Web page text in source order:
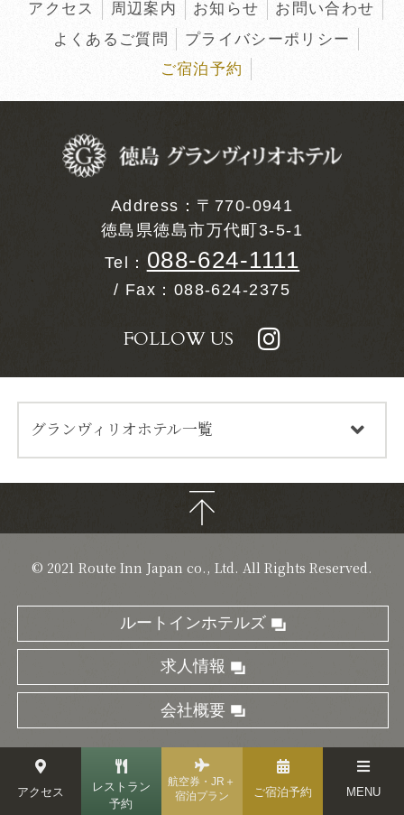
アクセス
周辺案内 お知らせ
お問い合わせ
よくあるご質問
プライバシーポリシー
ご宿泊予約
Address：〒770-0941
徳島県徳島市万代町3-5-1
Tel： 088-624-1111
/ Fax：088-624-2375
FOLLOW US
グランヴィリオホテル一覧
© 2021 Route Inn Japan co., Ltd. All Rights Reserved.
ルートインホテルズ
求人情報
会社概要
アクセス
レストラン
予約
航空券・JR＋
宿泊プラン
ご宿泊予約 MENU
む
にクッキーを使用しています。
当ウェブサイトの利用を継続されることで、
ポリシーに記載されているクッキーの使用に同意されたも
同意します